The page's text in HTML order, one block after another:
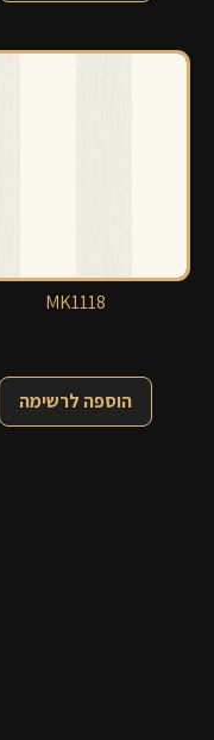
MK1118
הוספה לרשימה